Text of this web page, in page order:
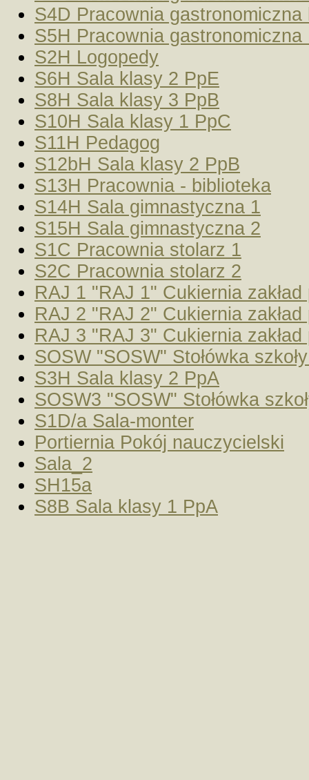
S4D Pracownia gastronomiczna
S5H Pracownia gastronomiczna
S2H Logopedy
S6H Sala klasy 2 PpE
S8H Sala klasy 3 PpB
S10H Sala klasy 1 PpC
S11H Pedagog
S12bH Sala klasy 2 PpB
S13H Pracownia - biblioteka
S14H Sala gimnastyczna 1
S15H Sala gimnastyczna 2
S1C Pracownia stolarz 1
S2C Pracownia stolarz 2
RAJ 1 "RAJ 1" Cukiernia
RAJ 2 "RAJ 2" Cukiernia
RAJ 3 "RAJ 3" Cukiernia
SOSW "SOSW" Stołówka
S3H Sala klasy 2 PpA
SOSW3 "SOSW" Stołówka
S1D/a Sala-monter
Portiernia Pokój nauczycielski
Sala_2
SH15a
S8B Sala klasy 1 PpA